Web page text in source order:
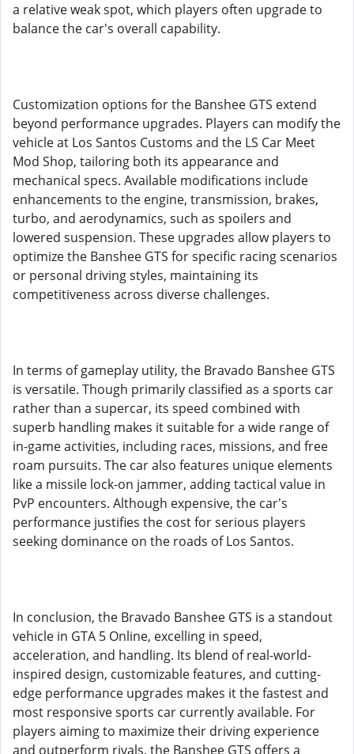
a relative weak spot, which players often upgrade to
balance the car's overall capability.
Customization options for the Banshee GTS extend
beyond performance upgrades. Players can modify the
vehicle at Los Santos Customs and the LS Car Meet
Mod Shop, tailoring both its appearance and
mechanical specs. Available modifications include
enhancements to the engine, transmission, brakes,
turbo, and aerodynamics, such as spoilers and
lowered suspension. These upgrades allow players to
optimize the Banshee GTS for specific racing scenarios
or personal driving styles, maintaining its
competitiveness across diverse challenges.
In terms of gameplay utility, the Bravado Banshee GTS
is versatile. Though primarily classified as a sports car
rather than a supercar, its speed combined with
superb handling makes it suitable for a wide range of
in-game activities, including races, missions, and free
roam pursuits. The car also features unique elements
like a missile lock-on jammer, adding tactical value in
PvP encounters. Although expensive, the car's
performance justifies the cost for serious players
seeking dominance on the roads of Los Santos.
In conclusion, the Bravado Banshee GTS is a standout
vehicle in GTA 5 Online, excelling in speed,
acceleration, and handling. Its blend of real-world-
inspired design, customizable features, and cutting-
edge performance upgrades makes it the fastest and
most responsive sports car currently available. For
players aiming to maximize their driving experience
and outperform rivals, the Banshee GTS offers a